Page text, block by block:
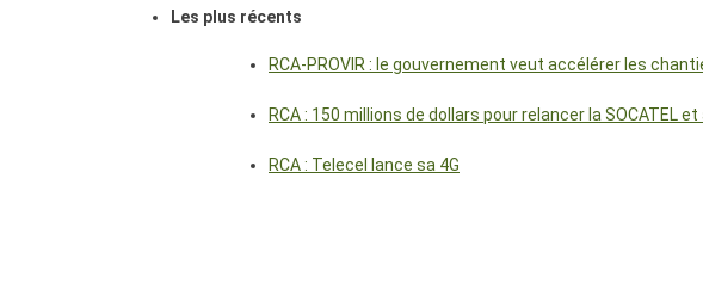
Les plus récents
RCA-PROVIR : le gouvernement veut accélérer les
RCA : 150 millions de dollars pour relancer la SOCATEL
RCA : Telecel lance sa 4G